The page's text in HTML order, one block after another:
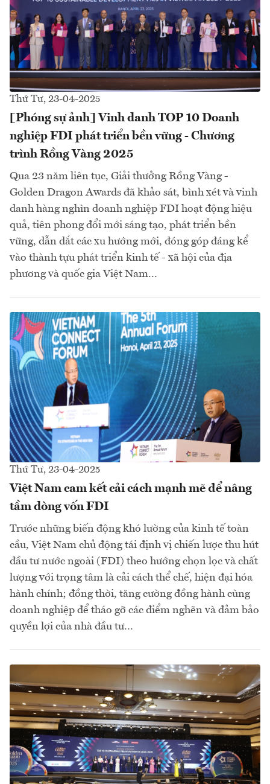
Thứ Tư, 23-04-2025
[Phóng sự ảnh] Vinh danh TOP 10 Doanh
nghiệp FDI phát triển bền vững - Chương
trình Rồng Vàng 2025
Qua 23 năm liên tục, Giải thưởng Rồng Vàng -
Golden Dragon Awards đã khảo sát, bình xét và vinh
danh hàng nghìn doanh nghiệp FDI hoạt động hiệu
quả, tiên phong đổi mới sáng tạo, phát triển bền
vững, dẫn dắt các xu hướng mới, đóng góp đáng kể
vào thành tựu phát triển kinh tế - xã hội của địa
phương và quốc gia Việt Nam...
Thứ Tư, 23-04-2025
Việt Nam cam kết cải cách mạnh mẽ để nâng
tầm dòng vốn FDI
Trước những biến động khó lường của kinh tế toàn
cầu, Việt Nam chủ động tái định vị chiến lược thu hút
đầu tư nước ngoài (FDI) theo hướng chọn lọc và chất
lượng với trọng tâm là cải cách thể chế, hiện đại hóa
hành chính; đồng thời, tăng cường đồng hành cùng
doanh nghiệp để tháo gỡ các điểm nghẽn và đảm bảo
quyền lợi của nhà đầu tư…